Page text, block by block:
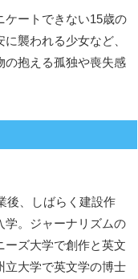
ケートできない15歳の
襲われる少女など、
の抱える孤独や喪失感
後、しばらく建設作
学。ジャーナリズムの
ーズ大学で創作と英文
立大学で英文学の博士